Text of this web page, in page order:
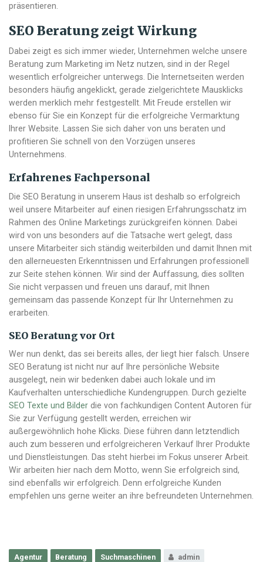
präsentieren.
SEO Beratung zeigt Wirkung
Dabei zeigt es sich immer wieder, Unternehmen welche unsere
Beratung zum Marketing im Netz nutzen, sind in der Regel
wesentlich erfolgreicher unterwegs. Die Internetseiten werden
besonders häufig angeklickt, gerade zielgerichtete Mausklicks
werden merklich mehr festgestellt. Mit Freude erstellen wir
ebenso für Sie ein Konzept für die erfolgreiche Vermarktung
Ihrer Website. Lassen Sie sich daher von uns beraten und
profitieren Sie schnell von den Vorzügen unseres
Unternehmens.
Erfahrenes Fachpersonal
Die SEO Beratung in unserem Haus ist deshalb so erfolgreich
weil unsere Mitarbeiter auf einen riesigen Erfahrungsschatz im
Rahmen des Online Marketings zurückgreifen können. Dabei
wird von uns besonders auf die Tatsache wert gelegt, dass
unsere Mitarbeiter sich ständig weiterbilden und damit Ihnen mit
den allerneuesten Erkenntnissen und Erfahrungen professionell
zur Seite stehen können. Wir sind der Auffassung, dies sollten
Sie nicht verpassen und freuen uns darauf, mit Ihnen
gemeinsam das passende Konzept für Ihr Unternehmen zu
erarbeiten.
SEO Beratung vor Ort
Wer nun denkt, das sei bereits alles, der liegt hier falsch. Unsere
SEO Beratung ist nicht nur auf Ihre persönliche Website
ausgelegt, nein wir bedenken dabei auch lokale und im
Kaufverhalten unterschiedliche Kundengruppen. Durch gezielte
SEO Texte und Bilder die von fachkundigen Content Autoren für
Sie zur Verfügung gestellt werden, erreichen wir
außergewöhnlich hohe Klicks. Diese führen dann letztendlich
auch zum besseren und erfolgreicheren Verkauf Ihrer Produkte
und Dienstleistungen. Das steht hierbei im Fokus unserer Arbeit.
Wir arbeiten hier nach dem Motto, wenn Sie erfolgreich sind,
sind ebenfalls wir erfolgreich. Denn erfolgreiche Kunden
empfehlen uns gerne weiter an ihre befreundeten Unternehmen.
Agentur Beratung Suchmaschinen
admin